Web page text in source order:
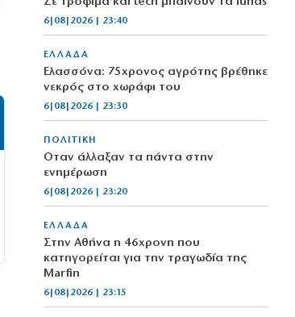
6|08|2026 | 23:40
ΕΛΛΑΔΑ
Ελασσόνα: 75χρονος αγρότης βρέθηκε
νεκρός στο χωράφι του
6|08|2026 | 23:30
ΠΟΛΙΤΙΚΗ
Όταν άλλαξαν τα πάντα στην
ενημέρωση
6|08|2026 | 23:20
ΕΛΛΑΔΑ
Στην Αθήνα η 46χρονη που
κατηγορείται για την τραγωδία της
Marfin
6|08|2026 | 23:15